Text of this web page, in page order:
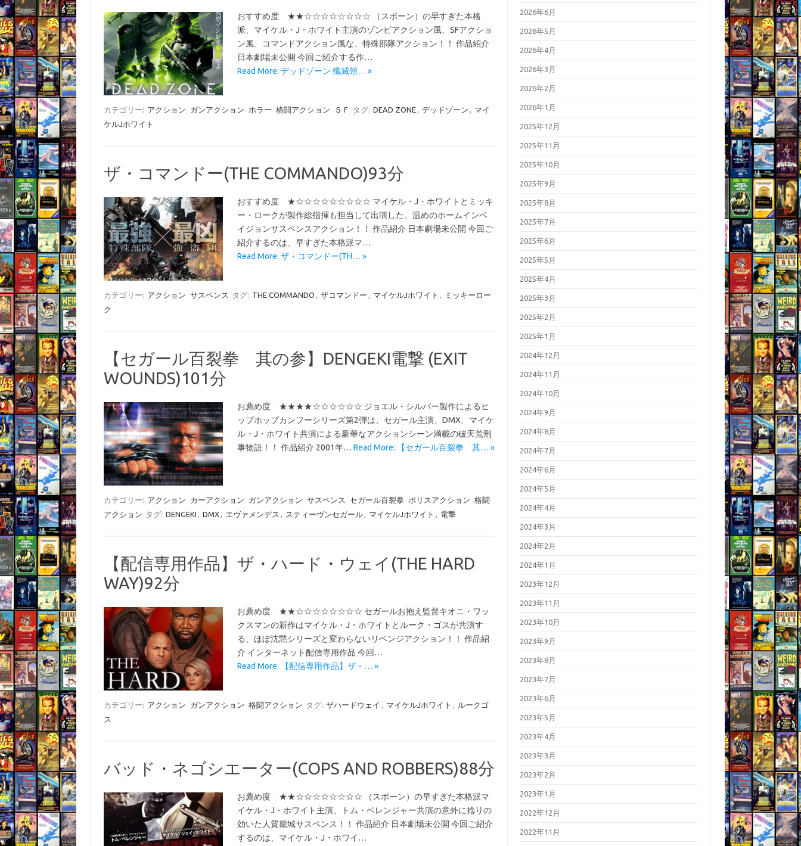
おすすめ度 ★★☆☆☆☆☆☆☆☆ （スポーン）の早すぎた本格
派、マイケル・J・ホワイト主演のゾンビアクション風、SFアクショ
ン風、コマンドアクション風な、特殊部隊アクション！！ 作品紹介
日本劇場未公開 今回ご紹介する作…
Read More: デッドゾーン 殲滅領… »
カテゴリー: アクション ガンアクション ホラー 格闘アクション ＳＦ タグ: DEAD ZONE, デッドゾーン , マイ
ケルJホワイト
ザ・コマンドー(THE COMMANDO)93分
おすすめ度 ★☆☆☆☆☆☆☆☆☆ マイケル・J・ホワイトとミッキ
ー・ロークが製作総指揮も担当して出演した、温めのホームインベ
イジョンサスペンスアクション！！ 作品紹介 日本劇場未公開 今回ご
紹介するのは、早すぎた本格派マ…
Read More: ザ・コマンドー(TH… »
カテゴリー: アクション サスペンス タグ: THE COMMANDO , ザコマンドー , マイケルJホワイト ,
ミッキーロー
ク
【セガール百裂拳 其の参】DENGEKI電撃 (EXIT
WOUNDS)101分
お薦め度 ★★★★☆☆☆☆☆☆ ジョエル・シルバー製作によるヒ
ップホップカンフーシリーズ第2弾は、セガール主演、DMX、マイケ
ル・J・ホワイト共演による豪華なアクションシーン満載の破天荒刑
事物語！！ 作品紹介 2001年… Read More: 【セガール百裂拳 其… »
カテゴリー: アクション カーアクション ガンアクション サスペンス セガール百裂拳 ポリスアクション 格闘
アクション タグ: DENGEKI , DMX, エヴァメンデス , スティーヴンセガール, マイケルJホワイト , 電撃
【配信専用作品】ザ・ハード・ウェイ(THE HARD
WAY)92分
お薦め度 ★★☆☆☆☆☆☆☆☆ セガールお抱え監督キオニ・ワッ
クスマンの新作はマイケル・J・ホワイトとルーク・ゴスが共演す
る、ほぼ沈黙シリーズと変わらないリベンジアクション！！ 作品紹
介 インターネット配信専用作品 今回…
Read More: 【配信専用作品】ザ・… »
カテゴリー: アクション ガンアクション 格闘アクション タグ: ザハードウェイ , マイケルJホワイト , ルークゴ
ス
バッド・ネゴシエーター(COPS AND ROBBERS)88分
お薦め度 ★★☆☆☆☆☆☆☆☆ （スポーン）の早すぎた本格派マ
イケル・J・ホワイト主演、トム・ベレンジャー共演の意外に捻りの
効いた人質籠城サスペンス！！ 作品紹介 日本劇場未公開 今回ご紹介
するのは、マイケル・J・ホワイ…
2026年6月
2026年5月
2026年4月
2026年3月
2026年2月
2026年1月
2025年12月
2025年11月
2025年10月
2025年9月
2025年8月
2025年7月
2025年6月
2025年5月
2025年4月
2025年3月
2025年2月
2025年1月
2024年12月
2024年11月
2024年10月
2024年9月
2024年8月
2024年7月
2024年6月
2024年5月
2024年4月
2024年3月
2024年2月
2024年1月
2023年12月
2023年11月
2023年10月
2023年9月
2023年8月
2023年7月
2023年6月
2023年5月
2023年4月
2023年3月
2023年2月
2023年1月
2022年12月
2022年11月